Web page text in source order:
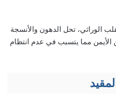
الوراثي، تحل الدهون والأنسجة
الأيمن مما يتسبب في عدم انتظام